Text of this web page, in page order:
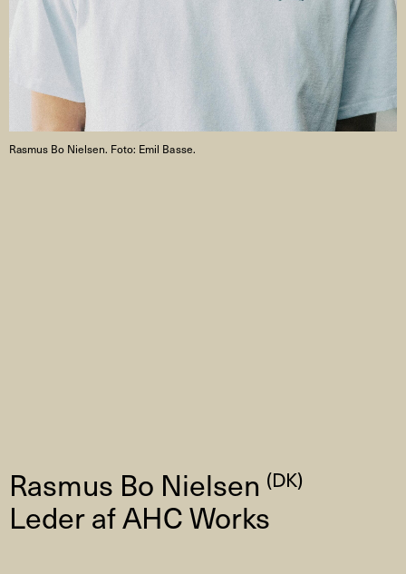
Rasmus Bo Nielsen (DK)
Leder af AHC Works
Rasmus Bo Nielsen. Foto: Emil Basse.